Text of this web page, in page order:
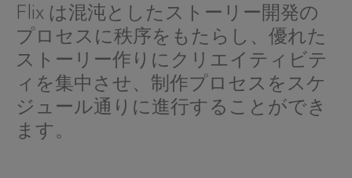
Flix は混沌としたストーリー開発の
プロセスに秩序をもたらし、優れた
ストーリー作りにクリエイティビテ
ィを集中させ、制作プロセスをスケ
ジュール通りに進行することができ
ます。